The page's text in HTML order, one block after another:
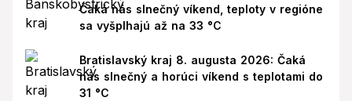
Čaká nás slnečný víkend, teploty v regióne
sa vyšplhajú až na 33 °C
Bratislavský kraj 8. augusta 2026: Čaká
nás slnečný a horúci víkend s teplotami do
31 °C